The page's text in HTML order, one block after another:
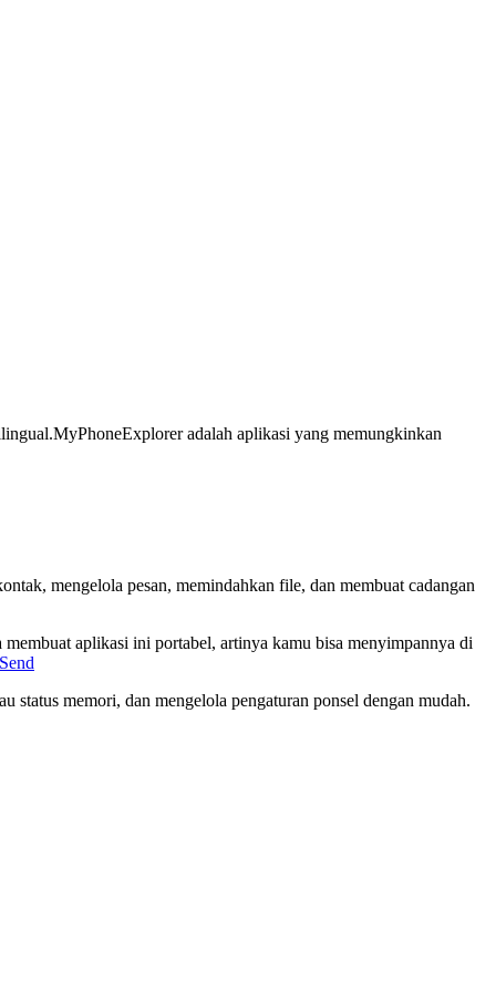
adalah aplikasi yang memungkinkan
mengelola pesan, memindahkan file, dan membuat cadangan
aplikasi ini portabel, artinya kamu bisa menyimpannya di
status memori, dan mengelola pengaturan ponsel dengan mudah.